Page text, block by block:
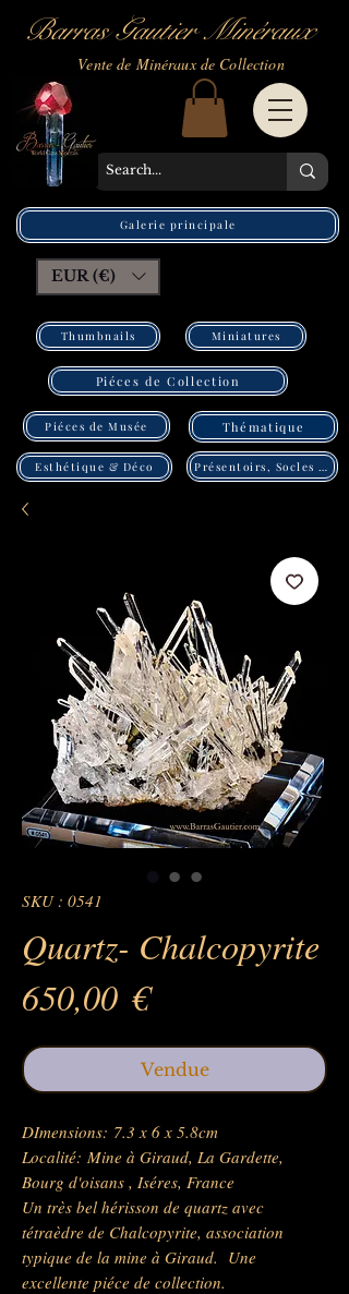
Vente de Minéraux de Collection
Barras Gautier Minéraux
Thumbnails
Piéces de Collection
Piéces de Musée
Miniatures
Galerie principale
Thématique
Esthétique & Déco
EUR (€)
SKU : 0541
Quartz- Chalcopyrite
650,00 €Prix
Vendue
DImensions: 7.3 x 6 x 5.8cm
Localité: Mine à Giraud, La Gardette,
Bourg d'oisans , Iséres, France
Un très bel hérisson de quartz avec
tétraèdre de Chalcopyrite, association
typique de la mine à Giraud. Une
excellente piéce de collection.